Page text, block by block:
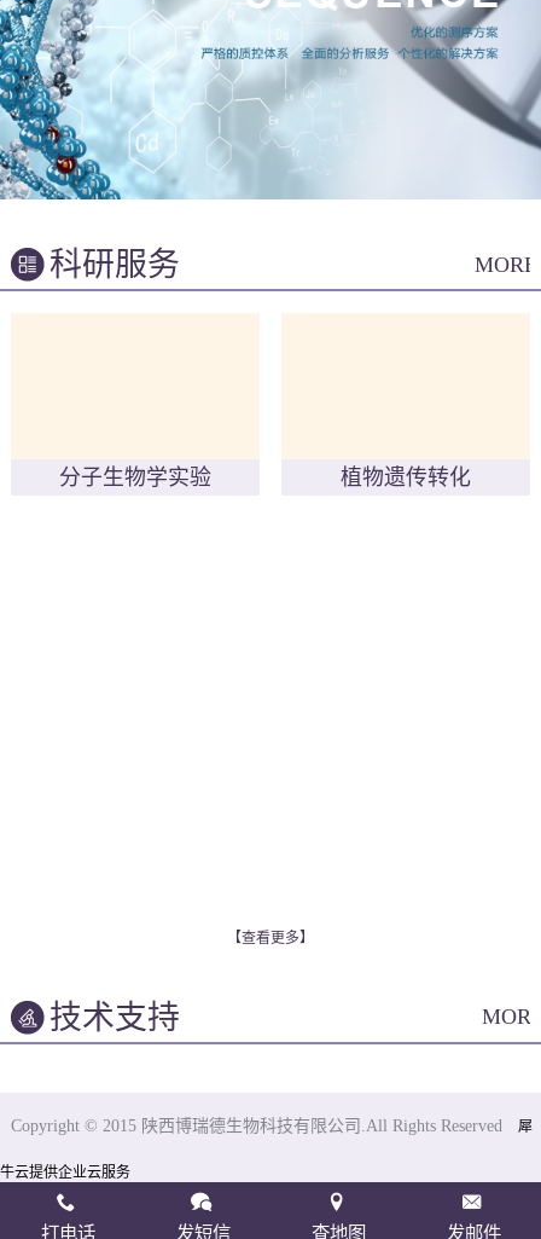
科研服务
分子生物学实验 植物遗传转化
MORE
【查看更多】
技术支持
Copyright © 2015 陕西博瑞德生物科技有限公司.All Rights Reserved 犀
牛云提供企业云服务
打电话 发短信 查地图 发邮件